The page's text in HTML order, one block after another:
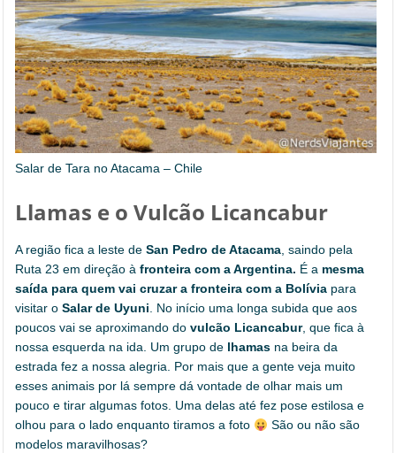
Salar de Tara no Atacama – Chile
Llamas e o Vulcão Licancabur
A região fica a leste deSan Pedro de Atacama, saindo pela
Ruta 23 em direção àfronteira com a Argentina. É a mesma
saída para quem vai cruzar a fronteira com a Bolívia para
visitar oSalar de Uyuni. No início uma longa subida que aos
poucos vai se aproximando dovulcão Licancabur, que fica à
nossa esquerda na ida. Um grupo de lhamas na beira da
estrada fez a nossa alegria. Por mais que a gente veja muito
esses animais por lá sempre dá vontade de olhar mais um
pouco e tirar algumas fotos. Uma delas até fez pose estilosa e
olhou para o lado enquanto tiramos a foto
São ou não são
modelos maravilhosas?